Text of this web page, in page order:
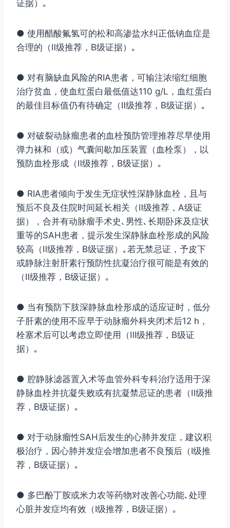
证据）｡
● 使用醋酸氟氢可的松和高渗盐水纠正低钠血症是
合理的（Ⅱ级推荐，B级证据）｡
● 对有脑缺血风险的RIA患者，可输注浓缩红细胞
治疗贫血，使血红蛋白最低值达110 g/L，血红蛋白
的最佳目标值仍有待确定（Ⅱ级推荐，B级证据）｡
● 对破裂动脉瘤患者的血栓预防管理推荐尽早使用
弹力袜和（或）气囊间歇加压装置（血栓泵），以
预防血栓形成（Ⅱ级推荐，B级证据）｡
● RIA患者倾向于发生无症状性深静脉血栓，且与
预后不良及住院时间延长相关（Ⅱ级推荐，A级证
据），合并有动脉瘤手术史､男性､长期卧床及症状
重等的SAH患者，提示发生深静脉血栓形成的风险
较高（Ⅱ级推荐，B级证据）｡若无禁忌证，予皮下
或静脉注射肝素行预防性抗凝治疗很可能是有效的
（Ⅱ级推荐，B级证据）｡
● 当有预防下肢深静脉血栓形成的适应证时，低分
子肝素的使用不应早于动脉瘤外科夹闭术后12 h，
栓塞术后可以考虑立即使用（Ⅲ级推荐，B级证
据）｡
● 腔静脉滤器置入术等血管外科专科治疗适用于深
静脉血栓并抗凝失败或有抗凝禁忌证的患者（Ⅱ级推
荐，B级证据）｡
● 对于动脉瘤性SAH后发生的心肺并发症，建议积
极治疗，因心肺并发症会增加患者不良预后（Ⅰ级推
荐，B级证据）｡
● 多巴酚丁胺或米力农等药物对改善心功能､处理
心脏并发症均有效（Ⅰ级推荐，B级证据）｡